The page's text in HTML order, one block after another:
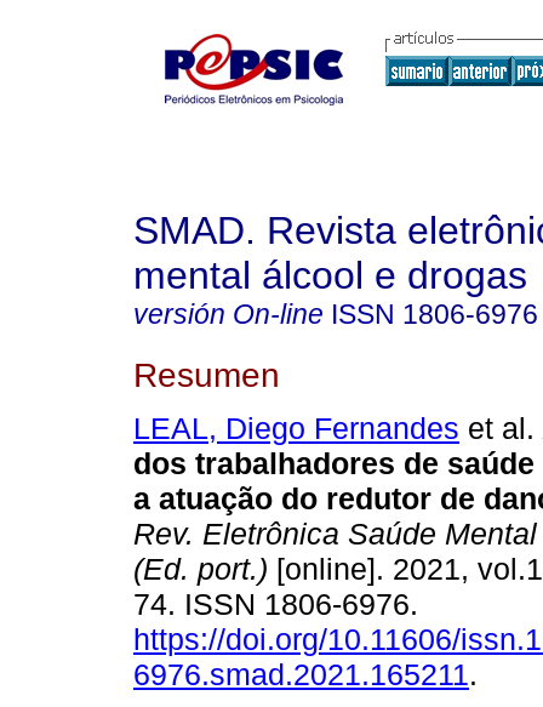
SMAD. Revista
mental álcool e drogas
versión On-line ISSN 1806-6976
Resumen
LEAL, Diego Fernandes et al.
dos trabalhadores de
a atuação do redutor de
Rev. Eletrônica Saúde
(Ed. port.) [online]. 2021,
74. ISSN 1806-6976.
https://doi.org/10.11606/
6976.smad.2021.165211.